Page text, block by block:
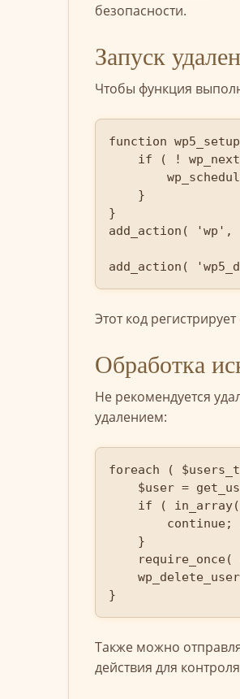
безопасности.
Запуск
Чтобы функция
function
}
add_action( 'wp',
add_action(
Этот код
Обработка
Не рекомендуется
удалением:
foreach (
}
Также можно
действия для